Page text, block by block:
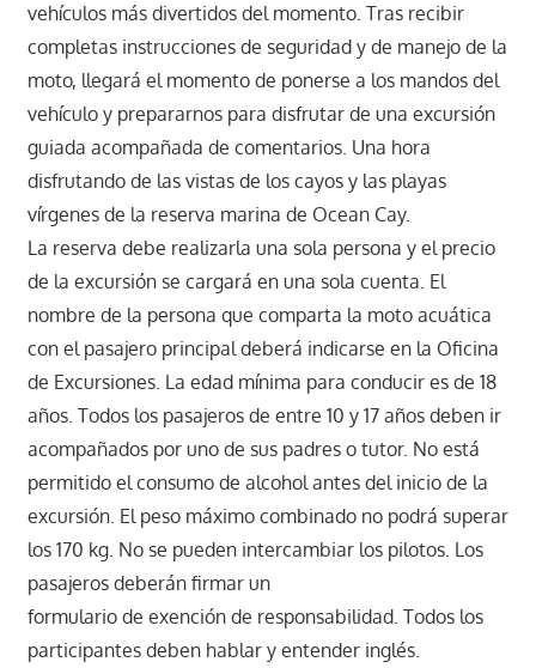
vehículos más divertidos del momento. Tras recibir
completas instrucciones de seguridad y de manejo de la
moto, llegará el momento de ponerse a los mandos del
vehículo y prepararnos para disfrutar de una excursión
guiada acompañada de comentarios. Una hora
disfrutando de las vistas de los cayos y las playas
vírgenes de la reserva marina de Ocean Cay.
La reserva debe realizarla una sola persona y el precio
de la excursión se cargará en una sola cuenta. El
nombre de la persona que comparta la moto acuática
con el pasajero principal deberá indicarse en la Oficina
de Excursiones. La edad mínima para conducir es de 18
años. Todos los pasajeros de entre 10 y 17 años deben ir
acompañados por uno de sus padres o tutor. No está
permitido el consumo de alcohol antes del inicio de la
excursión. El peso máximo combinado no podrá superar
los 170 kg. No se pueden intercambiar los pilotos. Los
pasajeros deberán firmar un
formulario de exención de responsabilidad. Todos los
participantes deben hablar y entender inglés.